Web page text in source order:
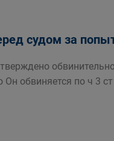
судом за
обвиняется по ч 3